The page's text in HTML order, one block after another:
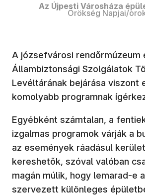
Az Újpesti Városháza
Örökség Napjai/
A józsefvárosi rendőrmúzeum
Állambiztonsági Szolgálatok
Levéltárának bejárása viszont
komolyabb programnak
Egyébként számtalan, a
izgalmas programok várják a
az események ráadásul
kereshetők, szóval valóban
magán múlik, hogy lemarad-e
szervezett különleges